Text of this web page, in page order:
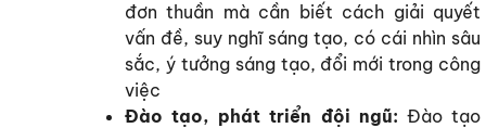
đơn thuần mà cần biết cách giải quyết
vấn đề, suy nghĩ sáng tạo, có cái nhìn sâu
sắc, ý tưởng sáng tạo, đổi mới trong công
việc
Đào tạo, phát triển đội ngũ: Đào tạo